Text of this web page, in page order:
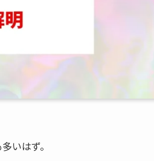
いはず。